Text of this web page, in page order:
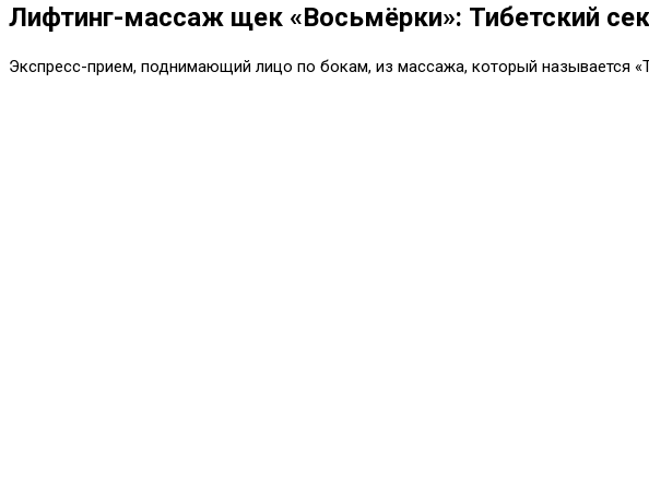
Лифтинг-массаж щек «Восьмёрки»: Тибетский
Экспресс-прием, поднимающий лицо по бокам, из массажа, который называется